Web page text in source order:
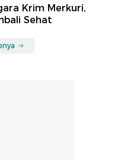
Krim Merkuri,
Sehat